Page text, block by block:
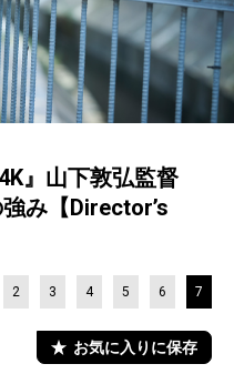
』山下敦弘監督
み【Director’s
2 3 4 5 6 7
お気に入りに保存